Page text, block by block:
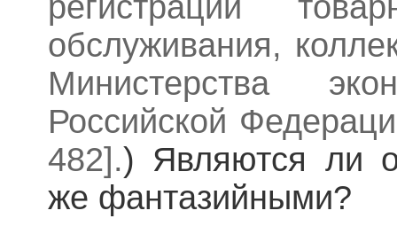
обслуживания,
Министерства
Российской
482].) Являются ли
же фантазийными?